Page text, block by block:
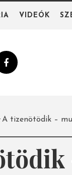
VIDEÓK
A tizenötödik –